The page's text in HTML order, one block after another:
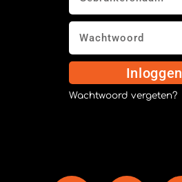
Inloggen
Wachtwoord vergeten?